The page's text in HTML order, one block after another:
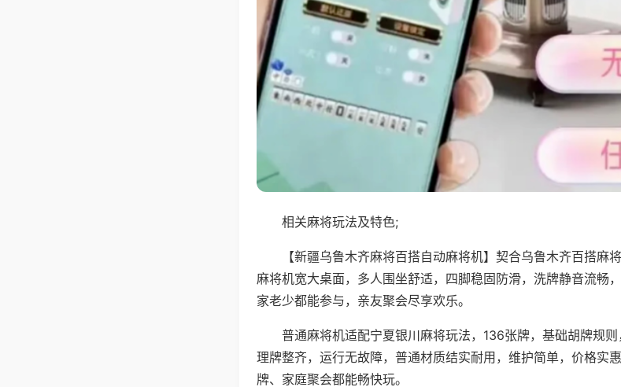
相关麻将玩法及特色;
【新疆乌鲁木齐麻将百搭自动麻将机】契合乌鲁木齐百搭麻
麻将机宽大桌面，多人围坐舒适，四脚稳固防滑，洗牌静音流畅
家老少都能参与，亲友聚会尽享欢乐。
普通麻将机适配宁夏银川麻将玩法，136张牌，基础胡牌规则
理牌整齐，运行无故障，普通材质结实耐用，维护简单，价格实
牌、家庭聚会都能畅快玩。